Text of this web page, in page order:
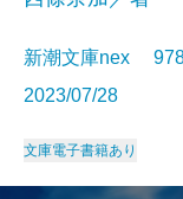
新潮文庫nex
2023/07/28
文庫電子書籍あり